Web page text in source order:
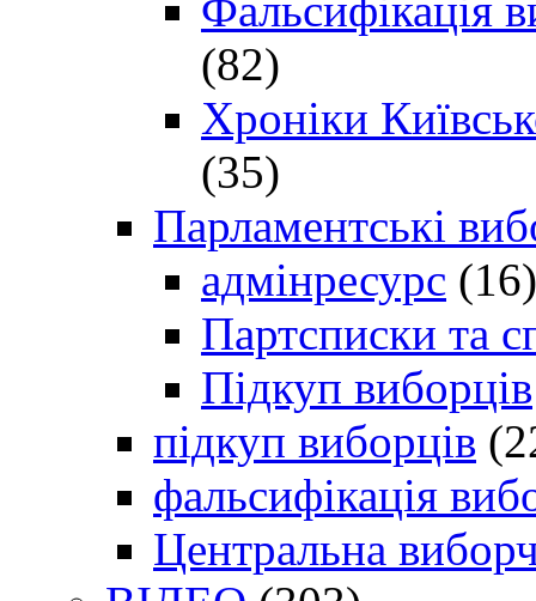
(82)
Хроніки
(35)
Парламентські
адмінресурс (16)
Партсписки та
Підкуп виборців
підкуп виборців
фальсифікація
Центральна